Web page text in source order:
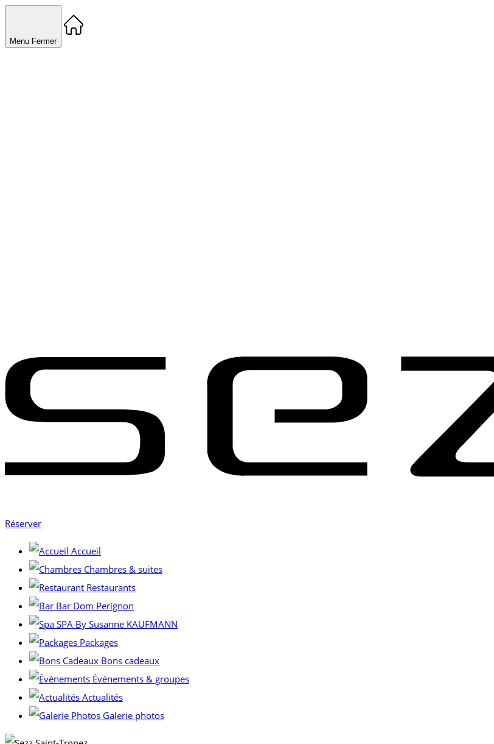
Menu Fermer
Réserver
Accueil
Chambres & suites
Restaurants
Bar Dom Perignon
SPA By Susanne KAUFMANN
Packages
Bons cadeaux
Événements & groupes
Actualités
Galerie photos